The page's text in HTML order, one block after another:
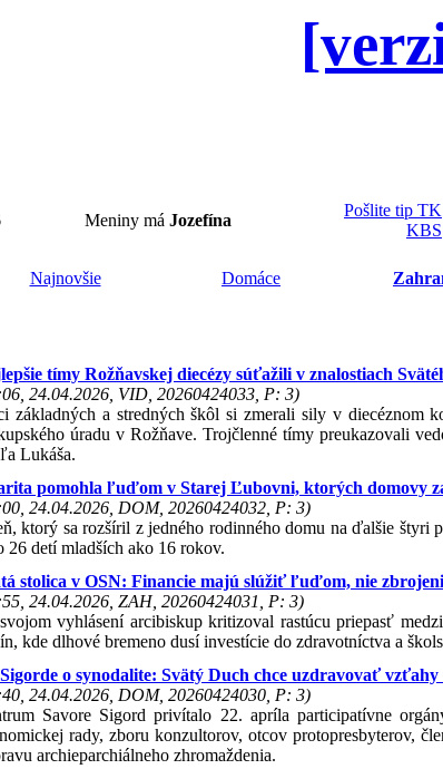
Meniny má Jozefína
Pošlite tip TK
KBS
Najnovšie Domáce
tímy Rožňavskej diecézy súťažili v znalostiach
24.04.2026, VID, 20260424033, P: 3)
základných a stredných škôl si zmerali sily v diecéznom
úradu v Rožňave. Trojčlenné tímy preukazovali
Lukáša.
pomohla ľuďom v Starej Ľubovni, ktorých domovy
24.04.2026, DOM, 20260424032, P: 3)
ktorý sa rozšíril z jedného rodinného domu na ďalšie
26 detí mladších ako 16 rokov.
stolica v OSN: Financie majú slúžiť ľuďom, nie
24.04.2026, ZAH, 20260424031, P: 3)
vyhlásení arcibiskup kritizoval rastúcu priepasť
kde dlhové bremeno dusí investície do zdravotníctva a
o synodalite: Svätý Duch chce uzdravovať
24.04.2026, DOM, 20260424030, P: 3)
Savore Sigord privítalo 22. apríla participatívne
rady, zboru konzultorov, otcov protopresbyterov,
archieparchiálneho zhromaždenia.